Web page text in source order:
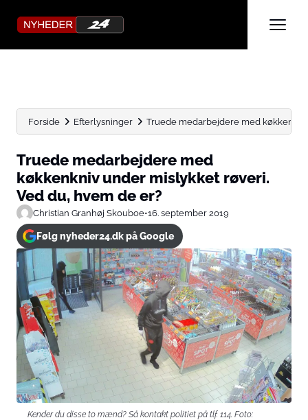
Forside Efterlysninger Truede medarbejdere med
Truede medarbejdere med
køkkenkniv under mislykket røveri.
Ved du, hvem de er?
Christian Granhøj Skouboe•16. september 2019
Følg nyheder24.dk på Google
Kender du disse to mænd? Så kontakt politiet på tlf. 114. Foto: